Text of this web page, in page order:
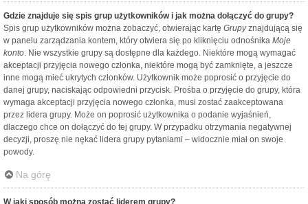
Gdzie znajduje się spis grup użytkowników i jak można dołączyć do grupy?
Spis grup użytkowników można zobaczyć, otwierając kartę Grupyznajdującą się
w panelu zarządzania kontem, który otwiera się po kliknięciu odnośnika Moje
konto. Nie wszystkie grupy są dostępne dla każdego. Niektóre mogą wymagać
akceptacji przyjęcia nowego członka, niektóre mogą być zamknięte, a jeszcze
inne mogą mieć ukrytych członków. Użytkownik może poprosić o przyjęcie do
danej grupy, naciskając odpowiedni przycisk. Prośba o przyjęcie do grupy, która
wymaga akceptacji przyjęcia nowego członka, musi zostać zaakceptowana
przez lidera grupy. Może on poprosić użytkownika o podanie wyjaśnień,
dlaczego chce on dołączyć do tej grupy. W przypadku otrzymania negatywnej
decyzji, proszę nie nękać lidera grupy pytaniami – widocznie miał on swoje
powody.
Na górę
W jaki sposób można zostać liderem grupy?